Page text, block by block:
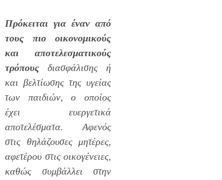
Πρόκειται για έναν από
τους πιο οικονομικούς
και αποτελεσματικούς
τρόπους διασφάλισης ή
και βελτίωσης της υγείας
των παιδιών, ο οποίος
έχει ευεργετικά
αποτελέσματα. Αφενός
στις θηλάζουσες μητέρες,
αφετέρου στις οικογένειες,
καθώς συμβάλλει στην